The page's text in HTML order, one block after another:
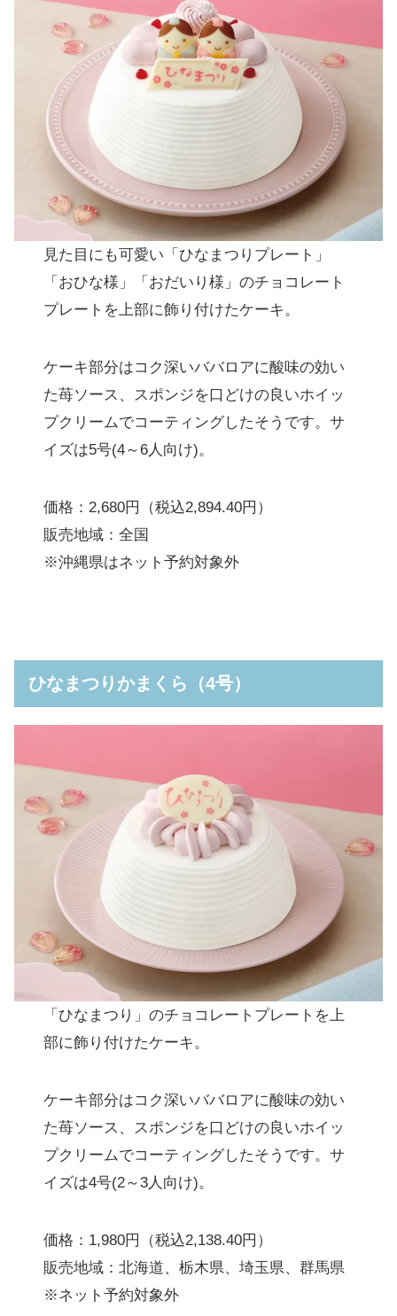
折詰赤飯 3人様向け
見た目にも可愛い「ひなまつりプレート」
「おひな様」「おだいり様」のチョコレート
プレートを上部に飾り付けたケーキ。
ケーキ部分はコク深いババロアに酸味の効い
た苺ソース、スポンジを口どけの良いホイッ
プクリームでコーティングしたそうです。サ
イズは5号(4～6人向け)。
価格：2,680円（税込2,894.40円）
販売地域：全国
※沖縄県はネット予約対象外
ひなまつりかまくら（4号）
「ひなまつり」のチョコレートプレートを上
部に飾り付けたケーキ。
ケーキ部分はコク深いババロアに酸味の効い
た苺ソース、スポンジを口どけの良いホイッ
プクリームでコーティングしたそうです。サ
イズは4号(2～3人向け)。
価格：1,980円（税込2,138.40円）
販売地域：北海道、栃木県、埼玉県、群馬県
※ネット予約対象外